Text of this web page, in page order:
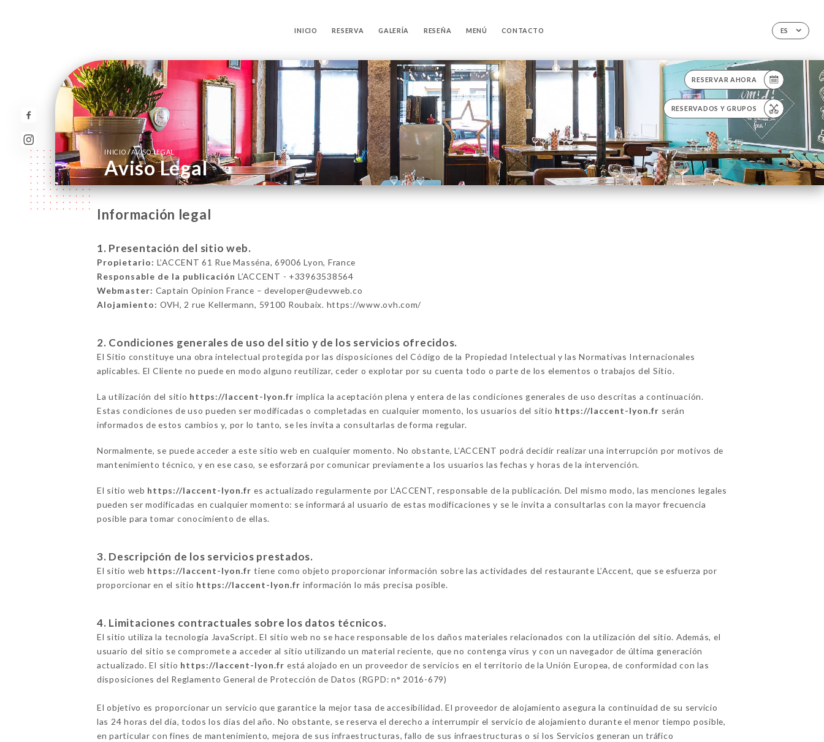
ES
INICIO RESERVA GALERÍA RESEÑA MENÚ CONTACTO
RESERVAR AHORA
RESERVADOS Y GRUPOS
INICIO/AVISO LEGAL
Aviso Legal
Información legal
1. Presentación del sitio web.
Propietario: L’ACCENT 61 Rue Masséna, 69006 Lyon, France
Responsable de la publicación L’ACCENT - +33963538564
Webmaster: Captain Opinion France – developer@udevweb.co
Alojamiento: OVH, 2 rue Kellermann, 59100 Roubaix. https://www.ovh.com/
2. Condiciones generales de uso del sitio y de los servicios ofrecidos.
El Sitio constituye una obra intelectual protegida por las disposiciones del Código de la Propiedad Intelectual y las Normativas Internacionales
aplicables. El Cliente no puede en modo alguno reutilizar, ceder o explotar por su cuenta todo o parte de los elementos o trabajos del Sitio.
La utilización del sitio https://laccent-lyon.fr implica la aceptación plena y entera de las condiciones generales de uso descritas a continuación.
Estas condiciones de uso pueden ser modificadas o completadas en cualquier momento, los usuarios del sitio https://laccent-lyon.fr serán
informados de estos cambios y, por lo tanto, se les invita a consultarlas de forma regular.
Normalmente, se puede acceder a este sitio web en cualquier momento. No obstante, L’ACCENT podrá decidir realizar una interrupción por motivos de
mantenimiento técnico, y en ese caso, se esforzará por comunicar previamente a los usuarios las fechas y horas de la intervención.
El sitio web https://laccent-lyon.fr es actualizado regularmente por L’ACCENT, responsable de la publicación. Del mismo modo, las menciones legales
pueden ser modificadas en cualquier momento: se informará al usuario de estas modificaciones y se le invita a consultarlas con la mayor frecuencia
posible para tomar conocimiento de ellas.
3. Descripción de los servicios prestados.
El sitio web https://laccent-lyon.fr tiene como objeto proporcionar información sobre las actividades del restaurante L’Accent, que se esfuerza por
proporcionar en el sitio https://laccent-lyon.fr información lo más precisa posible.
4. Limitaciones contractuales sobre los datos técnicos.
El sitio utiliza la tecnología JavaScript. El sitio web no se hace responsable de los daños materiales relacionados con la utilización del sitio. Además, el
usuario del sitio se compromete a acceder al sitio utilizando un material reciente, que no contenga virus y con un navegador de última generación
actualizado. El sitio https://laccent-lyon.fr está alojado en un proveedor de servicios en el territorio de la Unión Europea, de conformidad con las
disposiciones del Reglamento General de Protección de Datos (RGPD: n° 2016-679)
El objetivo es proporcionar un servicio que garantice la mejor tasa de accesibilidad. El proveedor de alojamiento asegura la continuidad de su servicio
las 24 horas del día, todos los días del año. No obstante, se reserva el derecho a interrumpir el servicio de alojamiento durante el menor tiempo posible,
en particular con fines de mantenimiento, mejora de sus infraestructuras, fallo de sus infraestructuras o si los Servicios generan un tráfico